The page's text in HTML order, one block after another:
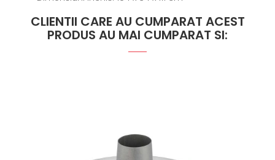
CLIENTII CARE AU CUMPARAT ACEST
PRODUS AU MAI CUMPARAT SI: